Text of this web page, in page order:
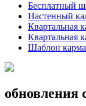
Бесплатный
Настенный
Квартальная
Квартальная
Шаблон
обновления